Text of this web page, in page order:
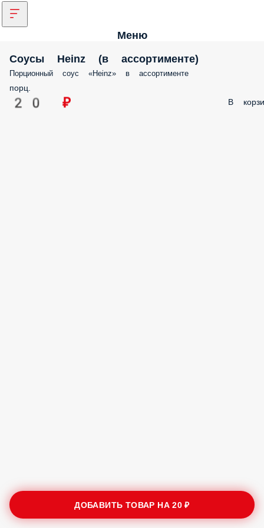
Меню
Соусы Heinz (в ассортименте)
Порционный соус «Heinz» в ассортименте
порц.
20 ₽ В
ДОБАВИТЬ ТОВАР НА20 ₽